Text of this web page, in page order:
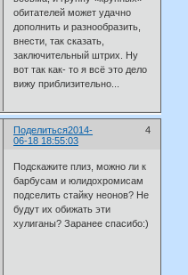
обитателей может удачно
дополнить и разнообразить,
внести, так сказать,
заключительный штрих. Ну
вот так как- то я всё это дело
вижу приблизительно...
Поделиться 4
2014-
06-18 18:55:03
Подскажите плиз, можно ли к
барбусам и юлидохромисам
подселить стайку неонов? Не
будут их обижать эти
хулиганы? Заранее спасибо:)